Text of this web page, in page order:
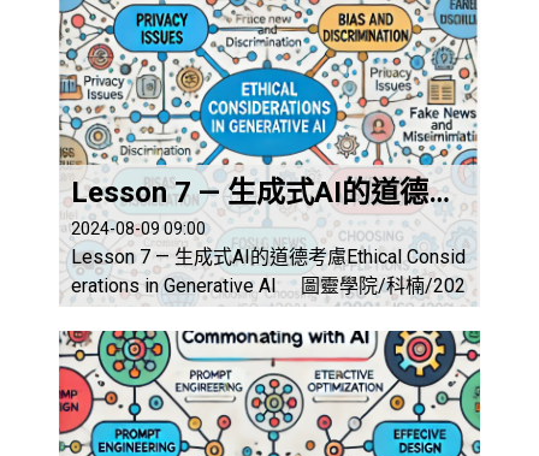
然面臨許多挑戰和限制。這部分將探討生成式A
I在技術、數據和應用方面的挑戰...
Lesson 7 — 生成式AI的道德考慮
2024-08-09 09:00
Lesson 7 — 生成式AI的道德考慮Ethical Consid
erations in Generative AI 圖靈學院/科楠/202
4年8月9日 生成式AI的發展在帶來巨大技術
進步的同時，也引發了許多倫理問題和挑戰。
這些問題包括隱私、偏見和假新聞等。在這部
分，我們將探討這些倫理挑戰，並強調開發和
使用AI技術時應遵循的道德原則和指南。此